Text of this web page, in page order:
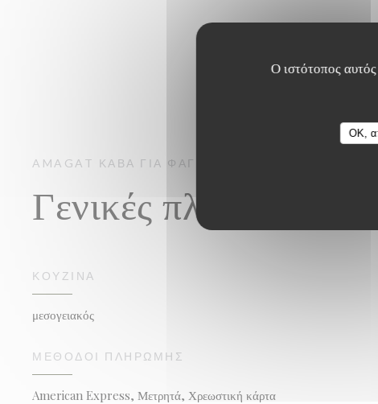
Ο ιστότοπος αυτός
OK,
AMAGAT ΚΆΒΑ ΓΙΑ ΦΑΓΗΤΌ
Γενικές πληροφορίες
ΚΟΥΖΊΝΑ
μεσογειακός
ΜΈΘΟΔΟΙ ΠΛΗΡΩΜΉΣ
American Express, Μετρητά, Χρεωστική κάρτα